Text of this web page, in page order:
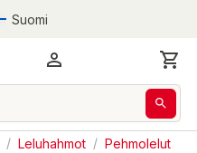
Suomi
/ Leluhahmot / Pehmolelut